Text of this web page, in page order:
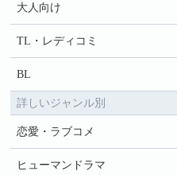
大人向け
TL・レディコミ
BL
詳しいジャンル別
恋愛・ラブコメ
ヒューマンドラマ